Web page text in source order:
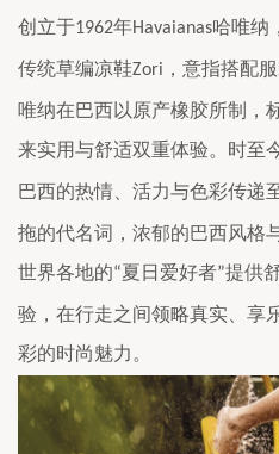
创立于1962年Havaianas哈唯纳
传统草编凉鞋Zori ，意指搭配
唯纳在巴西以原产橡胶所制，
来实用与舒适双重体验。时至
巴西的热情、活力与色彩传递
拖的代名词，浓郁的巴西风格
世界各地的“夏日爱好者”提供
验，在行走之间领略真实、享
彩的时尚魅力。